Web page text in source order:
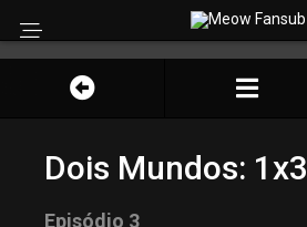
Dois Mundos: 1x3
Episódio 3